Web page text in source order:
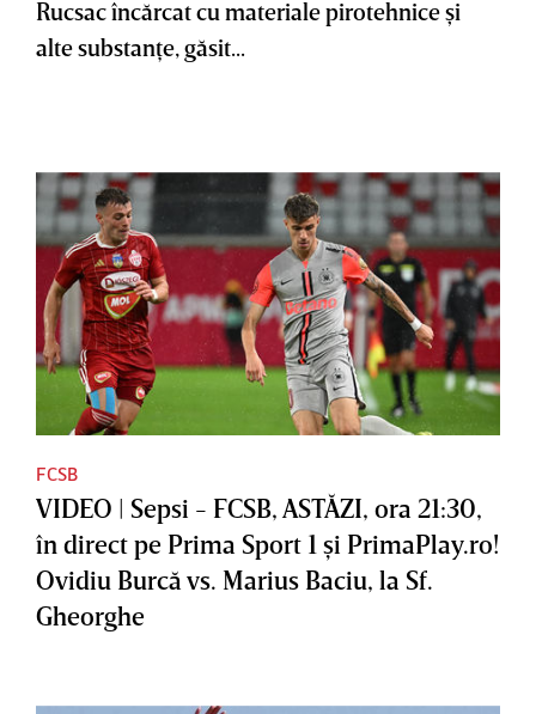
Rucsac încărcat cu materiale pirotehnice şi
alte substanţe, găsit...
FCSB
VIDEO | Sepsi - FCSB, ASTĂZI, ora 21:30,
în direct pe Prima Sport 1 şi PrimaPlay.ro!
Ovidiu Burcă vs. Marius Baciu, la Sf.
Gheorghe